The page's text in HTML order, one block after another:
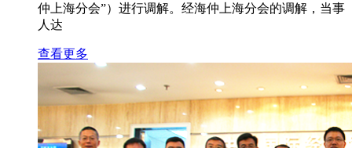
仲上海分会”）进行调解。经海仲上海分会的调解，当事
人达
查看更多